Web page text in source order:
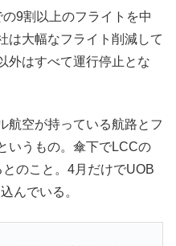
9割以上のフライトを中
は大幅なフライト削減して
外はすべて運行停止とな
航空が持っている航路とフ
いうもの。傘下でLCCの
のこと。4月だけでUOB
んでいる。